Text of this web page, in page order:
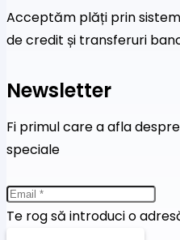
Acceptăm plăți prin
de credit și transferuri
Newsletter
Fi primul care a afla
speciale
Te rog să introduci o